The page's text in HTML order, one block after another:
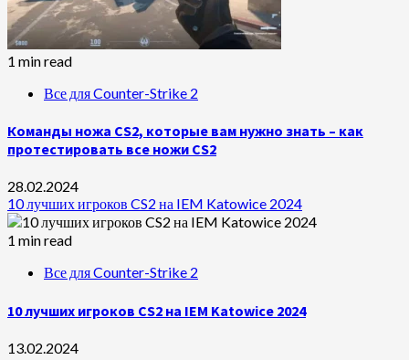
1 min read
Все для Counter-Strike 2
Команды ножа CS2, которые вам нужно знать – как
протестировать все ножи CS2
28.02.2024
10 лучших игроков CS2 на IEM Katowice 2024
1 min read
Все для Counter-Strike 2
10 лучших игроков CS2 на IEM Katowice 2024
13.02.2024